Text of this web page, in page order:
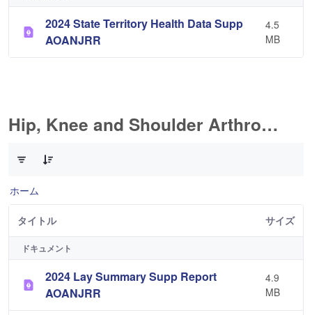
2024 State Territory Health Data Supp
AOANJRR
4.5
MB
Hip, Knee and Shoulder Arthroplasty
ホーム
タイトル サイズ
ドキュメント
2024 Lay Summary Supp Report
AOANJRR
4.9
MB